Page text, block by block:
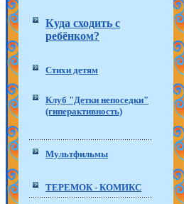
Куда сходить с
ребёнком?
Стихи детям
Клуб "Детки непоседки"
(гиперактивность)
Мультфильмы
ТЕРЕМОК - КОМИКС